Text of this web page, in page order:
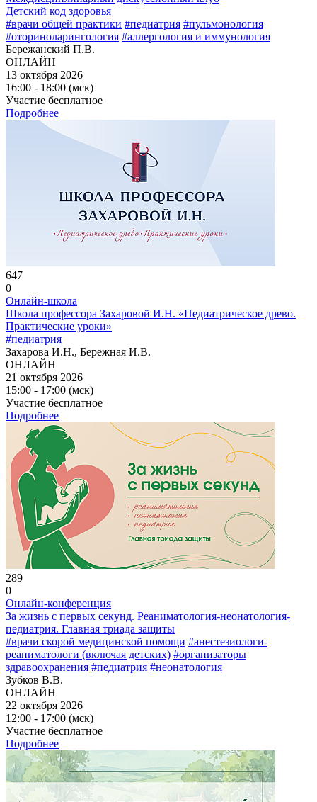
Детский код здоровья
#врачи общей практики #педиатрия #пульмонология
#оториноларингология #аллергология и иммунология
Бережанский П.В.
ОНЛАЙН
13 октября 2026
16:00 - 18:00 (мск)
Участие бесплатное
Подробнее
647
0
Онлайн-школа
Школа профессора Захаровой И.Н. «Педиатрическое древо.
Практические уроки»
#педиатрия
Захарова И.Н., Бережная И.В.
ОНЛАЙН
21 октября 2026
15:00 - 17:00 (мск)
Участие бесплатное
Подробнее
289
0
Онлайн-конференция
За жизнь с первых секунд. Реаниматология-неонатология-
педиатрия. Главная триада защиты
#врачи скорой медицинской помощи #анестезиологи-
реаниматологи (включая детских) #организаторы
здравоохранения #педиатрия #неонатология
Зубков В.В.
ОНЛАЙН
22 октября 2026
12:00 - 17:00 (мск)
Участие бесплатное
Подробнее